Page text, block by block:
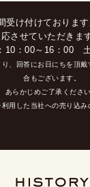
受け付けておりま
応させていただきま
10：00～16：00
、回答にお日にちを頂戴
合もございます。
あらかじめご了承ください
用した当社への売り込み